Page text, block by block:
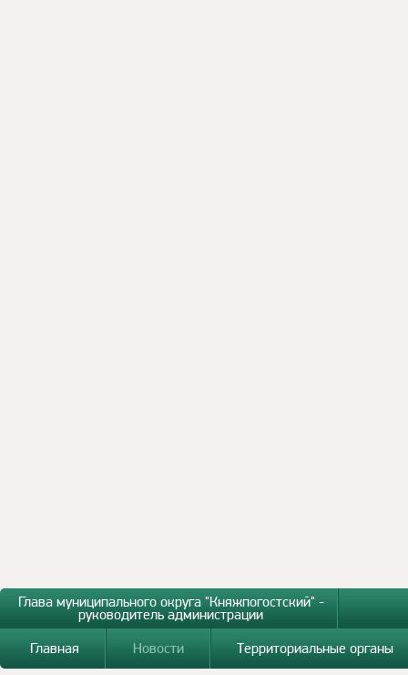
Глава муниципального округа "Княжпогостский" -
руководитель администрации
Главная
Новости Территориальные органы